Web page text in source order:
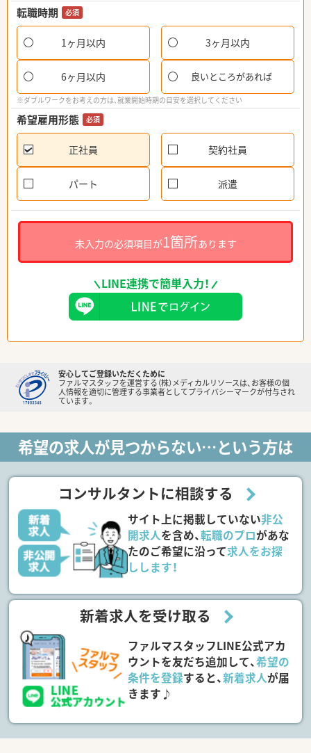
転職時期 必須
1ヶ月以内 3ヶ月以内
6ヶ月以内 良いところがあれば
※ダブルワークをお考えの方は、就業開始時期の目安を選択してください
希望雇用形態 必須
正社員 契約社員
パート 派遣
未入力の必須項目が1箇所あります
LINE連携で簡単入力！
安心してご登録いただくために
ファルマスタッフを運営する（株）メディカルリソースは、お客様の個
人情報を適切に管理する事業者としてプライバシーマークが付与され
ています。
希望の求人が見つからない…という方は
コンサルタントに相談する
サイト上に掲載していない非公
開求人を含め、転職のプロがあな
たのご希望に沿って求人をお探
しします！
新着求人を受け取る
ファルマスタッフLINE公式アカ
ウントを友だち追加して、希望の
条件を登録すると、新着求人が届
きます♪